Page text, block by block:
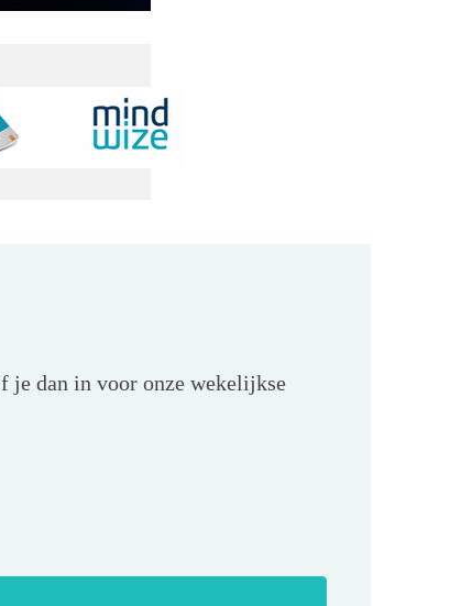
je dan in voor onze wekelijkse